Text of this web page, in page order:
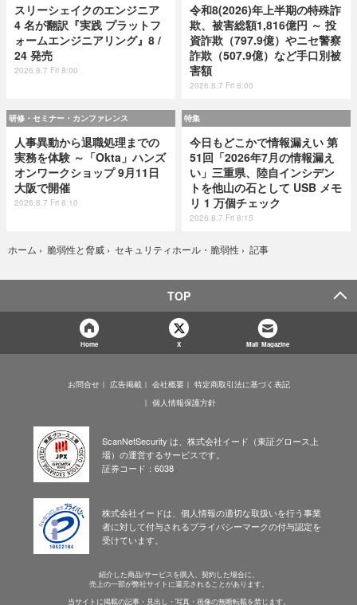
スリーシェイクのエンジニア
4 名が翻訳『実践 プラットフ
ォームエンジニアリング』8 /
24 発売
2026.8.7 Fri 8:00
令和8(2026)年上半期の特殊詐
欺、被害総額1,816億円 ～ 投
資詐欺（797.9億）やニセ警察
詐欺（507.9億）など手口別被
害額
2026.8.7 Fri 8:00
研修・セミナー・カンファレンス
人事異動から退職処理までの
実務を体験 ～「Okta」ハンズ
オンワークショップ 9月11日
大阪で開催
2026.8.7 Fri 8:10
特集
今日もどこかで情報漏えい 第
51回「2026年7月の情報漏え
い」三重県、陸自インシデン
トを他山の石として USB メモ
リ 1 万個チェック
2026.8.7 Fri 8:15
ホーム › 脆弱性と脅威 › セキュリティホール・脆弱性 › 記事
TOP
Home X Mail Magazine
お問合せ 広告掲載 会社概要
特定商取引法に基づく表記
個人情報保護方針
ScanNetSecurity は、株式会社イード（東証グロース上
場）の運営するサービスです。
証券コード：6038
株式会社イードは、個人情報の適切な取扱いを行う事業
者に対して付与されるプライバシーマークの付与認定を
受けています。
紹介した商品/サービスを購入、契約した場合に、
売上の一部が弊社サイトに還元されることがあります。
当サイトに掲載の記事・見出し・写真・画像の無断転載を禁じます。